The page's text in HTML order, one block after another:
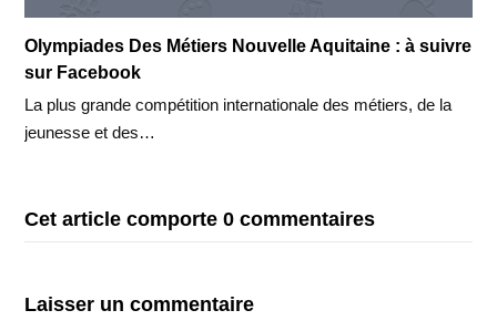
Olympiades Des Métiers Nouvelle Aquitaine : à suivre
sur Facebook
La plus grande compétition internationale des métiers, de la
jeunesse et des…
Cet article comporte 0 commentaires
Laisser un commentaire